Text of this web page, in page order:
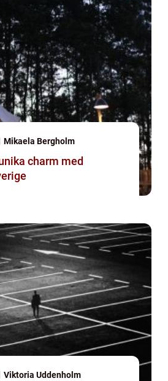
Mikaela Bergholm
charm med
Viktoria Uddenholm